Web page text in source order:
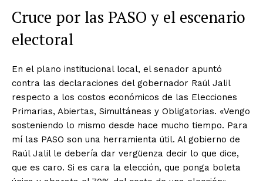
Cruce por las PASO y el escenario
electoral
En el plano institucional local, el senador apuntó
contra las declaraciones del gobernador Raúl Jalil
respecto a los costos económicos de las Elecciones
Primarias, Abiertas, Simultáneas y Obligatorias. «Vengo
sosteniendo lo mismo desde hace mucho tiempo. Para
mí las PASO son una herramienta útil. Al gobierno de
Raúl Jalil le debería dar vergüenza decir lo que dice,
que es caro. Si es cara la elección, que ponga boleta